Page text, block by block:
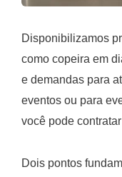
Disponibilizamos
como copeira em
e demandas para
eventos ou para
você pode
Dois pontos